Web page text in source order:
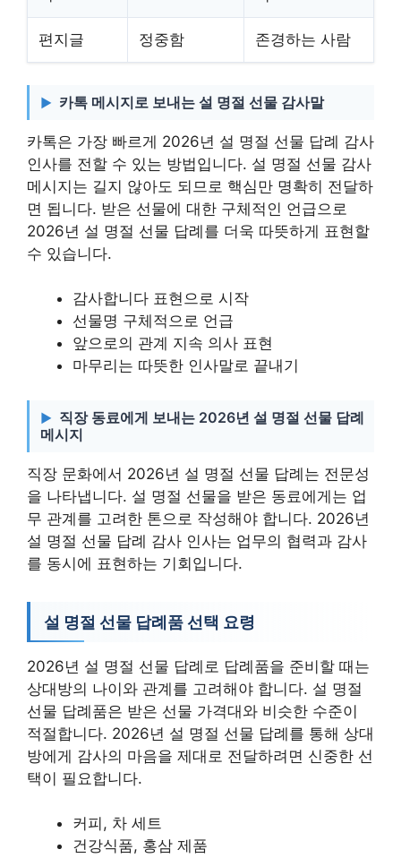
편지글 정중함 존경하는 사람
카톡 메시지로 보내는 설 명절 선물 감사말
카톡은 가장 빠르게 2026년 설 명절 선물 답례 감사
인사를 전할 수 있는 방법입니다. 설 명절 선물 감사
메시지는 길지 않아도 되므로 핵심만 명확히 전달하
면 됩니다. 받은 선물에 대한 구체적인 언급으로
2026년 설 명절 선물 답례를 더욱 따뜻하게 표현할
수 있습니다.
감사합니다 표현으로 시작
선물명 구체적으로 언급
앞으로의 관계 지속 의사 표현
마무리는 따뜻한 인사말로 끝내기
직장 동료에게 보내는 2026년 설 명절 선물 답례
메시지
직장 문화에서 2026년 설 명절 선물 답례는 전문성
을 나타냅니다. 설 명절 선물을 받은 동료에게는 업
무 관계를 고려한 톤으로 작성해야 합니다. 2026년
설 명절 선물 답례 감사 인사는 업무의 협력과 감사
를 동시에 표현하는 기회입니다.
설 명절 선물 답례품 선택 요령
2026년 설 명절 선물 답례로 답례품을 준비할 때는
상대방의 나이와 관계를 고려해야 합니다. 설 명절
선물 답례품은 받은 선물 가격대와 비슷한 수준이
적절합니다. 2026년 설 명절 선물 답례를 통해 상대
방에게 감사의 마음을 제대로 전달하려면 신중한 선
택이 필요합니다.
커피, 차 세트
건강식품, 홍삼 제품